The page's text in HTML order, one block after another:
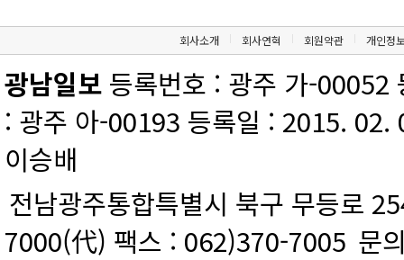
회사소개 회사연혁 회원약관 개인정
광남일보 등록번호 : 광주 가-
: 광주 아-00193 등록일 : 2015.
이승배
전남광주통합특별시 북구 무등로
7000(代) 팩스 : 062)370-7005 문